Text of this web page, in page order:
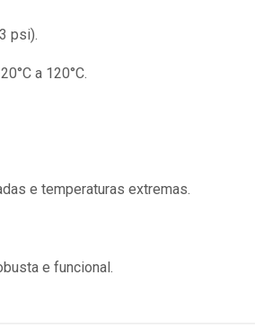
psi).
a 120°C.
e temperaturas extremas.
e funcional.